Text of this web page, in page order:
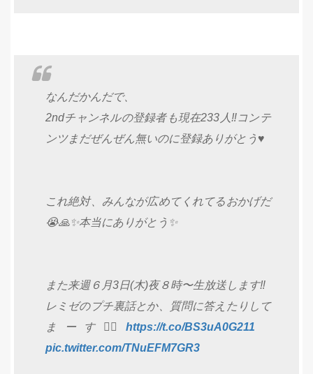
なんだかんだで、
2ndチャンネルの登録者も現在233人‼️コンテ
ンツまだぜんぜん無いのに登録ありがとう♥️
これ絶対、みんなが広めてくれてるおかげだ
😭🙏✨本当にありがとう✨
また来週６月3日(木)夜８時〜生放送します‼️
レミゼのプチ裏話とか、質問に答えたりして
まーす🙋‍♀️ https://t.co/BS3uA0G211
pic.twitter.com/TNuEFM7GR3